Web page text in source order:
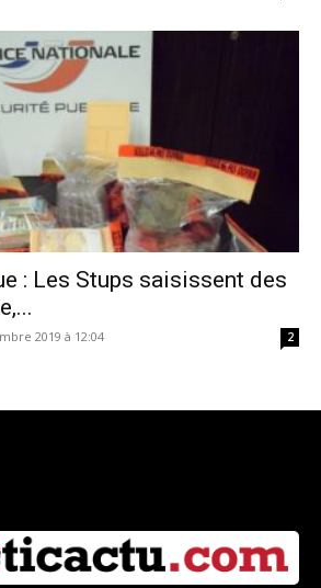
: Les Stups saisissent des
2019 à 12:04 2